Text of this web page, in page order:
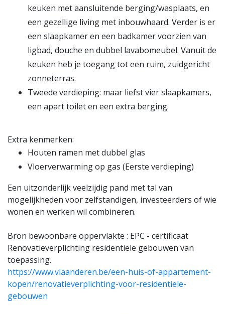
keuken met aansluitende berging/wasplaats, en
een gezellige living met inbouwhaard. Verder is er
een slaapkamer en een badkamer voorzien van
ligbad, douche en dubbel lavabomeubel. Vanuit de
keuken heb je toegang tot een ruim, zuidgericht
zonneterras.
Tweede verdieping: maar liefst vier slaapkamers,
een apart toilet en een extra berging.
Extra kenmerken:
Houten ramen met dubbel glas
Vloerverwarming op gas (Eerste verdieping)
Een uitzonderlijk veelzijdig pand met tal van
mogelijkheden voor zelfstandigen, investeerders of wie
wonen en werken wil combineren.
Bron bewoonbare oppervlakte : EPC - certificaat
Renovatieverplichting residentiële gebouwen van
toepassing.
https://www.vlaanderen.be/een-huis-of-appartement-
kopen/renovatieverplichting-voor-residentiele-
gebouwen